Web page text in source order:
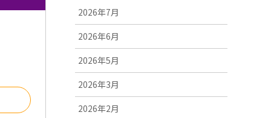
2026年7月
2026年6月
2026年5月
2026年3月
2026年2月